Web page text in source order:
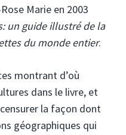
Marie en 2003
un guide illustré de la
du monde entier.
montrant d’où
dans le livre, et
la façon dont
géographiques qui